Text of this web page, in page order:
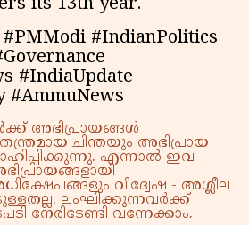
its 13th year.
#IndianPolitics
#IndiaUpdate
#AmmuNews
അഭിപ്രായങ്ങൾ
ചിന്തയും അഭിപ്രായ
എന്നാൽ ഇവ
വിദ്വേഷ - അശ്ലീല
ലംഘിക്കുന്നവർക്ക്
നേരിടേണ്ടി വന്നേക്കാം.